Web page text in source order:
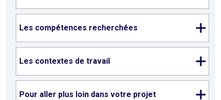
Les compétences recherchées
Les contextes de travail
Pour aller plus loin dans votre projet